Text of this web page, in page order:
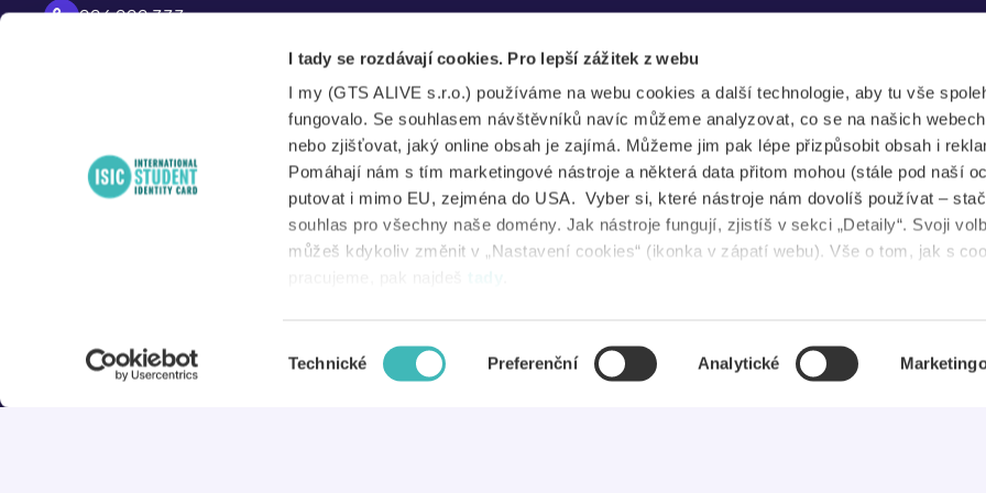
I tady se rozdávají cookies. Pro lepší zážitek z webu
I my (GTS ALIVE s.r.o.) používáme na webu cookies a další technologie, aby tu vše
fungovalo. Se souhlasem návštěvníků navíc můžeme analyzovat, co se na našich
nebo zjišťovat, jaký online obsah je zajímá. Můžeme jim pak lépe přizpůsobit obsah i
Pomáhají nám s tím marketingové nástroje a některá data přitom mohou (stále pod naší
putovat i mimo EU, zejména do USA. Vyber si, které nástroje nám dovolíš používat –
souhlas pro všechny naše domény. Jak nástroje fungují, zjistíš v sekci „Detaily“. Svoji
můžeš kdykoliv změnit v „Nastavení cookies“ (ikonka v zápatí webu). Vše o tom, jak s
souhlasu
Technické Preferenční Analytické
226 222 333
Aplikace
Student Jobs
FAQ
Novinky
Duševní zdraví
Průkaz AliveID
© 2026 ISIC